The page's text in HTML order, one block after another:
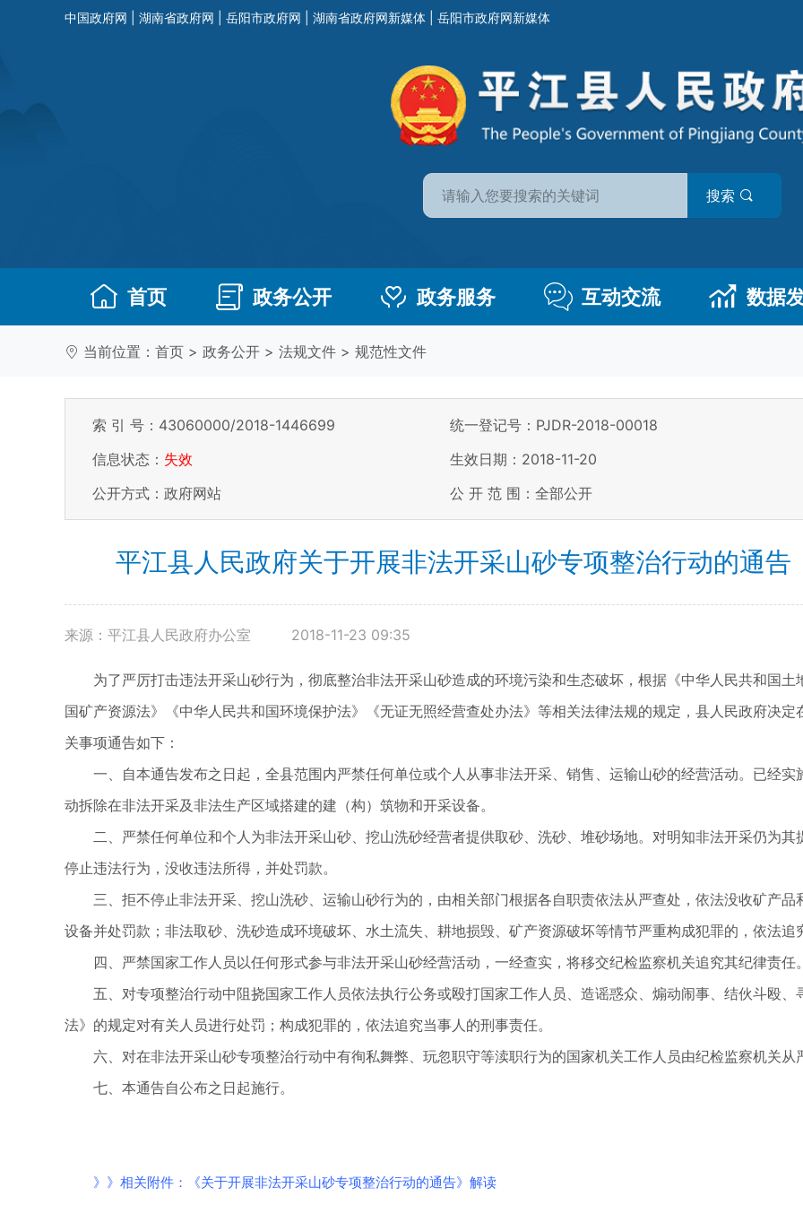
中国政府网 湖南省政府网 岳阳市政府网 湖南省政府网新媒体 岳阳市政府网新媒体
搜索
首页 政务公开 政务服务 互动交流 数据
当前位置： 首页 > 政务公开 > 法规文件 > 规范性文件
索 引 号：43060000/2018-1446699 统一登记号：PJDR-2018-00018
信息状态： 失效 生效日期：2018-11-20
公开方式：政府网站
公 开 范 围：全部公开
平江县人民政府关于开展非法开采山砂专项整治行动的通告
来源：平江县人民政府办公室 2018-11-23 09:35
为了严厉打击违法开采山砂行为，彻底整治非法开采山砂造成的环境污染和生态破坏，根据《中华人民共和国
国矿产资源法》《中华人民共和国环境保护法》《无证无照经营查处办法》等相关法律法规的规定，县人民政府决
关事项通告如下：
一、自本通告发布之日起，全县范围内严禁任何单位或个人从事非法开采、销售、运输山砂的经营活动。已经
动拆除在非法开采及非法生产区域搭建的建（构）筑物和开采设备。
二、严禁任何单位和个人为非法开采山砂、挖山洗砂经营者提供取砂、洗砂、堆砂场地。对明知非法开采仍为
停止违法行为，没收违法所得，并处罚款。
三、拒不停止非法开采、挖山洗砂、运输山砂行为的，由相关部门根据各自职责依法从严查处，依法没收矿产品
设备并处罚款；非法取砂、洗砂造成环境破坏、水土流失、耕地损毁、矿产资源破坏等情节严重构成犯罪的，依法追
四、严禁国家工作人员以任何形式参与非法开采山砂经营活动，一经查实，将移交纪检监察机关追究其纪律责任
五、对专项整治行动中阻挠国家工作人员依法执行公务或殴打国家工作人员、造谣惑众、煽动闹事、结伙斗殴
法》的规定对有关人员进行处罚；构成犯罪的，依法追究当事人的刑事责任。
六、对在非法开采山砂专项整治行动中有徇私舞弊、玩忽职守等渎职行为的国家机关工作人员由纪检监察机关从
七、本通告自公布之日起施行。
》》相关附件：《关于开展非法开采山砂专项整治行动的通告》解读